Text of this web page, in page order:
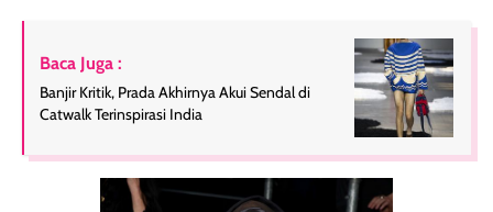
Baca Juga :
Banjir Kritik, Prada Akhirnya Akui Sendal di
Catwalk Terinspirasi India